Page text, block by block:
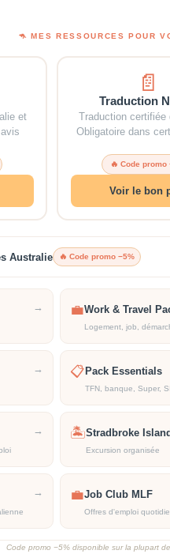
🦘 MES RESSOURCES POUR
et
📄
Traduction
Traduction certifiée
Obligatoire dans
🔥 Code promo
Voir le bon
Australie 🔥 Code promo −5%
→ 💼Work & Travel
Logement, job,
→ 📋 Pack Essentials
TFN, banque, Super,
→ 🏝️Stradbroke Island
Excursion organisée
→ 💼Job Club MLF
Offres d'emploi
Code promo −5% disponible sur la plupart